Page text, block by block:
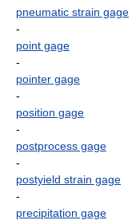
pneumatic strain gage
-
point gage
-
pointer gage
-
position gage
-
postprocess gage
-
postyield strain gage
-
precipitation gage